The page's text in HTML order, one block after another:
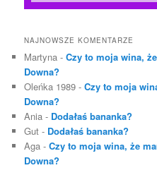
NAJNOWSZE KOMENTARZE
Martyna -Czy to moja wina,
Downa?
Oleńka 1989 -Czy to moja
Downa?
Ania - Dodałaś bananka?
Gut - Dodałaś bananka?
Aga -Czy to moja wina, że
Downa?